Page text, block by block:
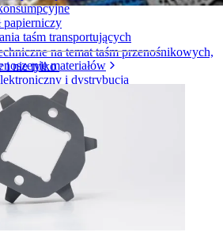
na temat taśm przenośnikowych,
i nie tylko
papierniczy
taśm transportujących
materiałów
i dystrybucja
i paczki
i motoryzacyjny
motoryzacyjny
do pojazdów elektrycznych